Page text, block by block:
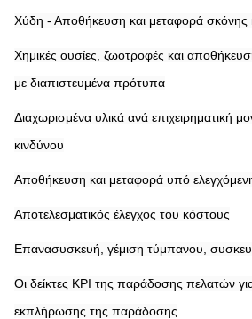
Χύδη - Αποθήκευση και μεταφορά σκόνης
Χημικές ουσίες, ζωοτροφές και
με διαπιστευμένα πρότυπα
Διαχωρισμένα υλικά ανά επιχειρηματική
κινδύνου
Αποθήκευση και μεταφορά υπό
Αποτελεσματικός έλεγχος του κόστους
Επανασυσκευή, γέμιση τύμπανου,
Οι δείκτες KPI της παράδοσης πελατών
εκπλήρωσης της παράδοσης